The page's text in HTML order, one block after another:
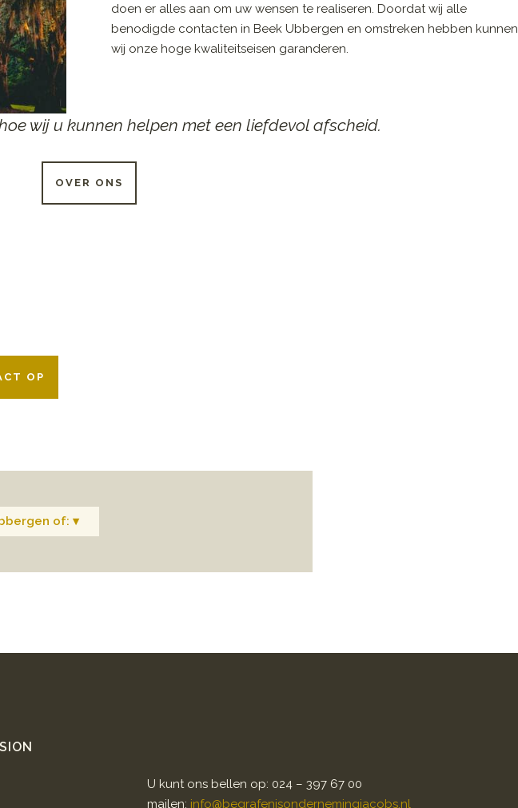
doen er alles aan om uw wensen te realiseren. Doordat wij alle
benodigde contacten in Beek Ubbergen en omstreken hebben kunnen
wij onze hoge kwaliteitseisen garanderen.
wij u kunnen helpen met een liefdevol afscheid.
OVER ONS
OP
of: ▾
U kunt ons bellen op: 024 – 397 67 00
mailen: info@begrafenisondernemingjacobs.nl